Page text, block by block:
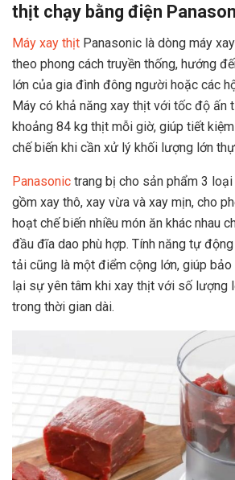
thịt chạy bằng điện
Máy xay thịt Panasonic là dòng máy
theo phong cách truyền thống, hướng
lớn của gia đình đông người hoặc các
Máy có khả năng xay thịt với tốc độ ấn
khoảng 84 kg thịt mỗi giờ, giúp tiết
chế biến khi cần xử lý khối lượng lớn
Panasonic trang bị cho sản phẩm 3
gồm xay thô, xay vừa và xay mịn, cho
hoạt chế biến nhiều món ăn khác nhau
đầu đĩa dao phù hợp. Tính năng tự
tải cũng là một điểm cộng lớn, giúp
lại sự yên tâm khi xay thịt với số lượng
trong thời gian dài.